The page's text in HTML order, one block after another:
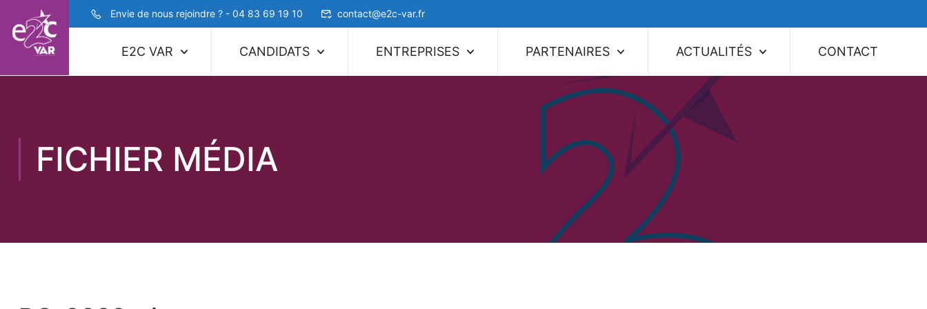
Envie de nous rejoindre ? - 04 83 69 19 10 contact@e2c-var.fr
E2C VAR CANDIDATS ENTREPRISES PARTENAIRES ACTUALITÉS CONTACT
FICHIER MÉDIA